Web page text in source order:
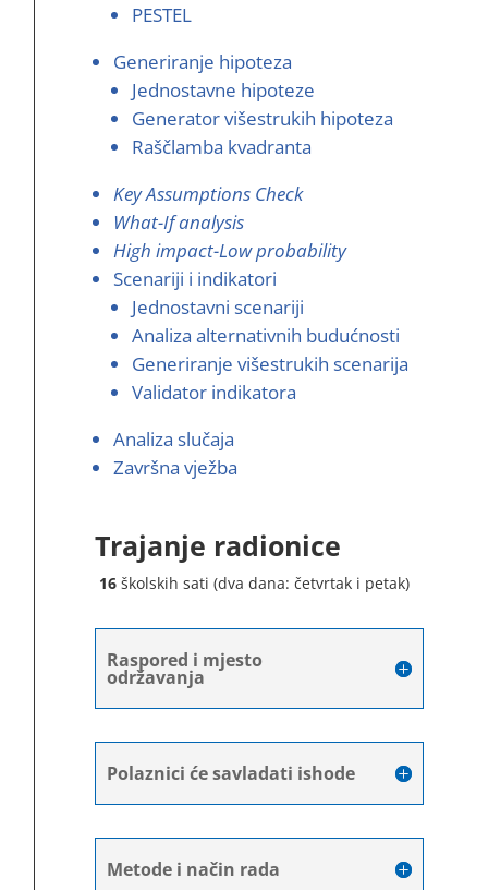
PESTEL
Generiranje hipoteza
Jednostavne hipoteze
Generator višestrukih hipoteza
Raščlamba kvadranta
Key Assumptions Check
What-If analysis
High impact-Low probability
Scenariji i indikatori
Jednostavni scenariji
Analiza alternativnih budućnosti
Generiranje višestrukih scenarija
Validator indikatora
Analiza slučaja
Završna vježba
Trajanje radionice
16školskih sati (dva dana: četvrtak i petak)
Raspored i mjesto
održavanja
Polaznici će savladati ishode
Metode i način rada